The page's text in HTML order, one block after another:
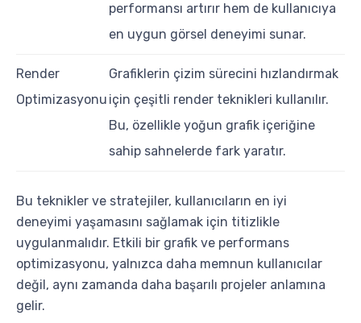
performansı artırır hem de kullanıcıya
en uygun görsel deneyimi sunar.
Render
Optimizasyonu
Grafiklerin çizim sürecini hızlandırmak
için çeşitli render teknikleri kullanılır.
Bu, özellikle yoğun grafik içeriğine
sahip sahnelerde fark yaratır.
Bu teknikler ve stratejiler, kullanıcıların en iyi
deneyimi yaşamasını sağlamak için titizlikle
uygulanmalıdır. Etkili bir grafik ve performans
optimizasyonu, yalnızca daha memnun kullanıcılar
değil, aynı zamanda daha başarılı projeler anlamına
gelir.